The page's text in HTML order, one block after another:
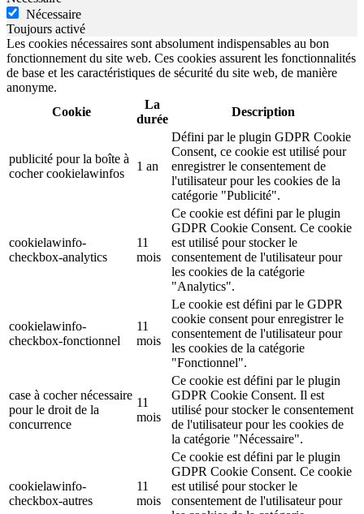
Nécessaire
Toujours activé
Les cookies nécessaires sont absolument indispensables au bon
fonctionnement du site web. Ces cookies assurent les fonctionnalités
de base et les caractéristiques de sécurité du site web, de manière
anonyme.
Cookie
La
durée
Description
publicité pour la boîte à
cocher cookielawinfos
1 an
Défini par le plugin GDPR Cookie
Consent, ce cookie est utilisé pour
enregistrer le consentement de
l'utilisateur pour les cookies de la
catégorie "Publicité".
cookielawinfo-
checkbox-analytics
11
mois
Ce cookie est défini par le plugin
GDPR Cookie Consent. Ce cookie
est utilisé pour stocker le
consentement de l'utilisateur pour
les cookies de la catégorie
"Analytics".
cookielawinfo-
checkbox-fonctionnel
11
mois
Le cookie est défini par le GDPR
cookie consent pour enregistrer le
consentement de l'utilisateur pour
les cookies de la catégorie
"Fonctionnel".
case à cocher nécessaire
pour le droit de la
concurrence
11
mois
Ce cookie est défini par le plugin
GDPR Cookie Consent. Il est
utilisé pour stocker le consentement
de l'utilisateur pour les cookies de
la catégorie "Nécessaire".
cookielawinfo-
checkbox-autres
11
mois
Ce cookie est défini par le plugin
GDPR Cookie Consent. Ce cookie
est utilisé pour stocker le
consentement de l'utilisateur pour